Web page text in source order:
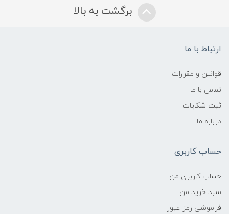
برگشت به بالا
ارتباط با ما
قوانین و مقررات
تماس با ما
ثبت شکایات
درباره ما
حساب کاربری
حساب کاربری من
سبد خرید من
فراموشی رمز عبور